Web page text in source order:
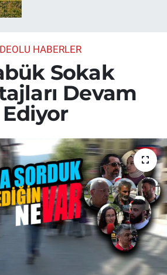
HABERLER
Sokak
Devam
Ediyor